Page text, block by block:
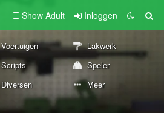
Show Adult Inloggen
Voertuigen
Lakwerk
Scripts
Speler
Diversen Meer